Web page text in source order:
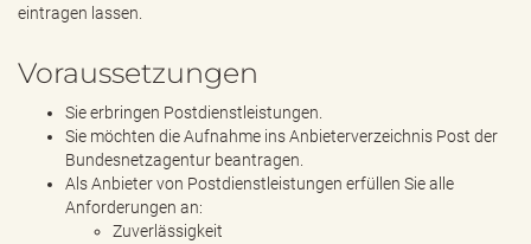
eintragen lassen.
Voraussetzungen
Sie erbringen Postdienstleistungen.
Sie möchten die Aufnahme ins Anbieterverzeichnis Post der
Bundesnetzagentur beantragen.
Als Anbieter von Postdienstleistungen erfüllen Sie alle
Anforderungen an:
Zuverlässigkeit